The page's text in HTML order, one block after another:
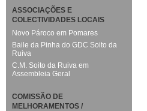
ASSOCIAÇÕES E
COLECTIVIDADES LOCAIS
Novo Pároco em Pomares
Baile da Pinha do GDC Soito da
Ruiva
C.M. Soito da Ruiva em
Assembleia Geral
COMISSÃO DE
MELHORAMENTOS /